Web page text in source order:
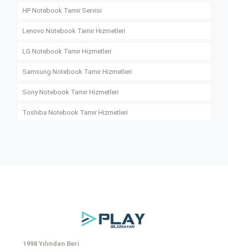
HP Notebook Tamir Servisi
Lenovo Notebook Tamir Hizmetleri
LG Notebook Tamir Hizmetleri
Samsung Notebook Tamir Hizmetleri
Sony Notebook Tamir Hizmetleri
Toshiba Notebook Tamir Hizmetleri
1998 Yılından Beri